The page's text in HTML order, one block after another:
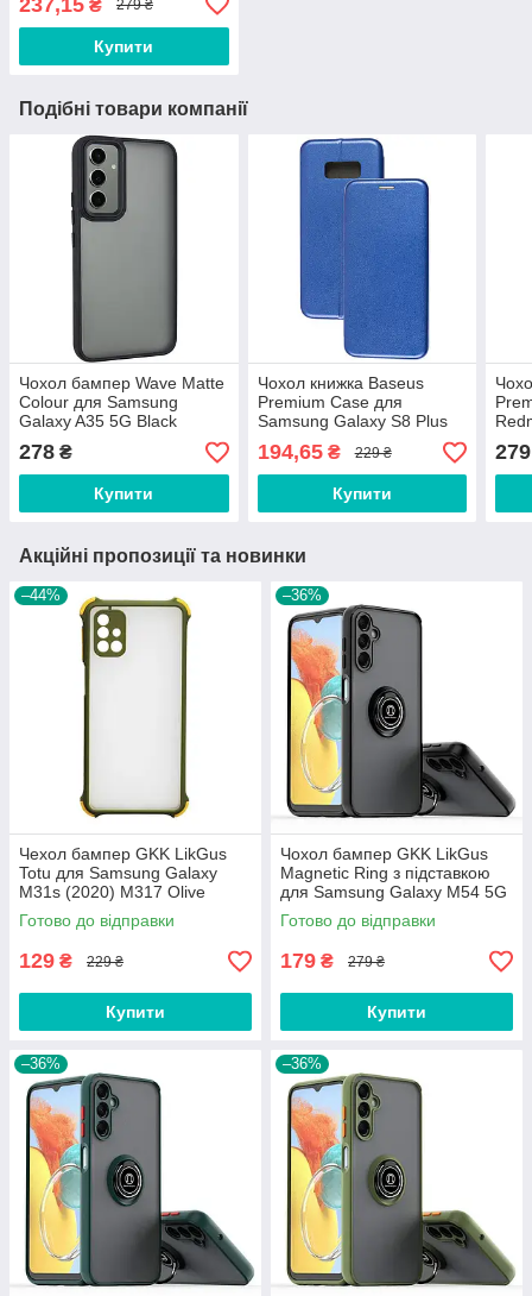
₴ 279 ₴
Купити
Подібні товари компанії
Чохол бампер Wave Matte
Colour для Samsung
Galaxy A35 5G Black
278 ₴
Купити
Чохол книжка Baseus
Premium Case для
Samsung Galaxy S8 Plus
(G955) Blue
194,65₴ 229 ₴
Купити
279
Акційні пропозиції та новинки
–44%
Чехол бампер GKK LikGus
Totu для Samsung Galaxy
M31s (2020) M317 Olive
Готово до відправки
129 ₴ 229 ₴
Купити
–36%
Чохол бампер GKK LikGus
Magnetic Ring з підставкою
для Samsung Galaxy M54 5G
M546 Black
Готово до відправки
179 ₴ 279 ₴
Купити
–36% –36%